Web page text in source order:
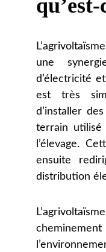
qu’est-
une
d’électricité
est très
d’installer
terrain utilisé
l’élevage.
ensuite
distribution